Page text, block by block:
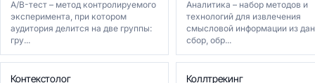
A/B-тест – метод контролируемого
эксперимента, при котором
аудитория делится на две группы:
гру...
Аналитика – набор методов и
технологий для извлечения
смысловой информации из
сбор, обр...
Контекстолог Коллтрекинг